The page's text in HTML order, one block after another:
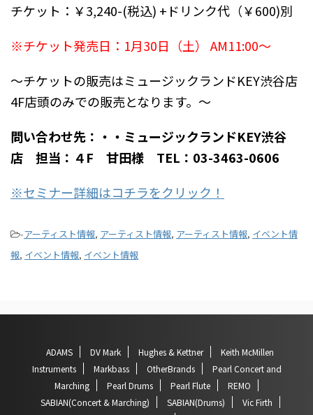
チケット：￥3,240-(税込) +ドリンク代（￥600)別
※チケット発売日：1月30日（土） AM11:00〜
〜チケットの販売はミュージックランドKEY渋谷店
4F店頭のみでの販売となります。〜
問い合わせ先：・・ミュージックランドKEY渋谷
店 担当：４F 甘田様 TEL：03-3463-0606
※セミナー詳細はコチラをクリック！
-アーティスト情報, アーティスト情報, アーティスト情報, イベント情
報, イベント情報, イベント情報
ADAMS DV Mark Hughes & Kettner
Keith McMillen
Instruments
Markbass OtherBrands
Pearl Concert and
Marching
Pearl Drums Pearl Flute
REMO
SABIAN(Concert & Marching)
SABIAN(Drums)
Vic Firth